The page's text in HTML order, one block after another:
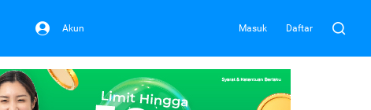
Akun Masuk Daftar